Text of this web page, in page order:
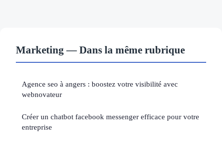
Marketing — Dans la même rubrique
Agence seo à angers : boostez votre visibilité avec
webnovateur
Créer un chatbot facebook messenger efficace pour votre
entreprise